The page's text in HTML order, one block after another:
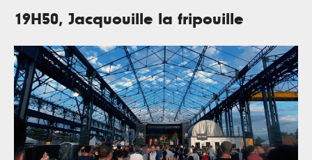
19H50, Jacquouille la fripouille